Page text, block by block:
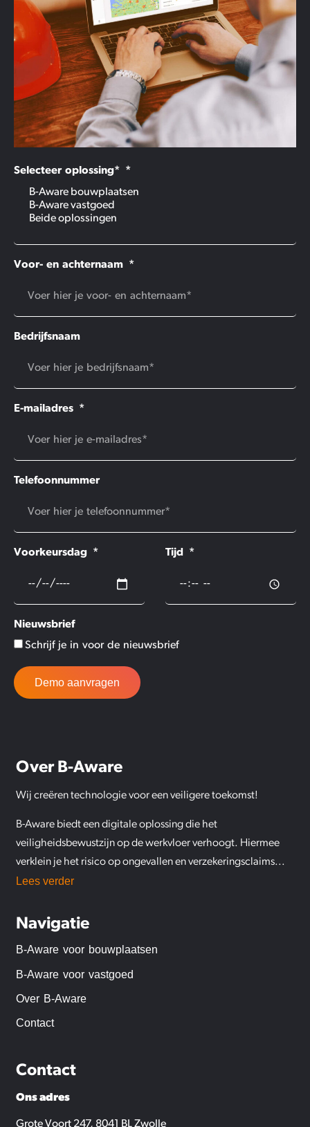
Selecteer oplossing*
Voor- en achternaam
Bedrijfsnaam
E-mailadres
Telefoonnummer
Voorkeursdag Tijd
Nieuwsbrief
Schrijf je in voor de nieuwsbrief
Demo aanvragen
Over B-Aware
Wij creëren technologie voor een veiligere toekomst!
B-Aware biedt een digitale oplossing die het
veiligheidsbewustzijn op de werkvloer verhoogt. Hiermee
verklein je het risico op ongevallen en verzekeringsclaims...
Lees verder
Navigatie
B-Aware voor bouwplaatsen
B-Aware voor vastgoed
Over B-Aware
Contact
Contact
Ons adres
Grote Voort 247, 8041 BL Zwolle